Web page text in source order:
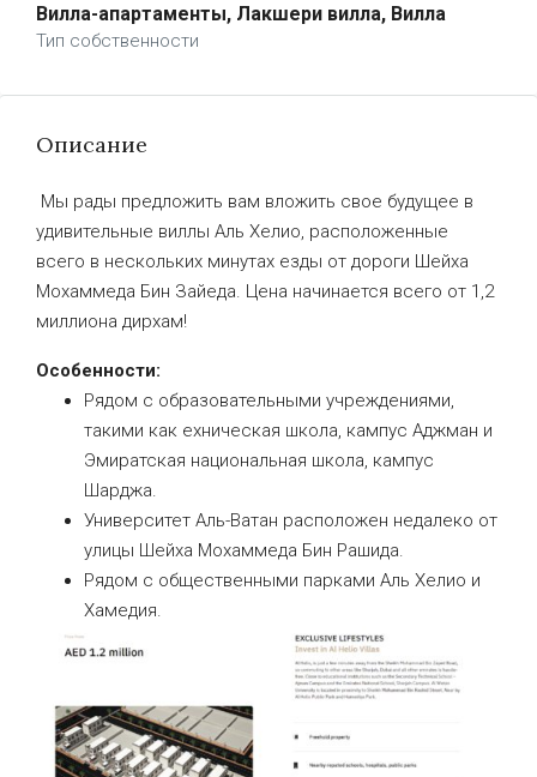
Вилла-апартаменты, Лакшери вилла, Вилла
Тип собственности
Описание
Мы рады предложить вам вложить свое будущее в
удивительные виллы Аль Хелио, расположенные
всего в нескольких минутах езды от дороги Шейха
Мохаммеда Бин Зайеда. Цена начинается всего от 1,2
миллиона дирхам!
Особенности:
Рядом с образовательными учреждениями,
такими как ехническая школа, кампус Аджман и
Эмиратская национальная школа, кампус
Шарджа.
Университет Аль-Ватан расположен недалеко от
улицы Шейха Мохаммеда Бин Рашида.
Рядом с общественными парками Аль Хелио и
Хамедия.